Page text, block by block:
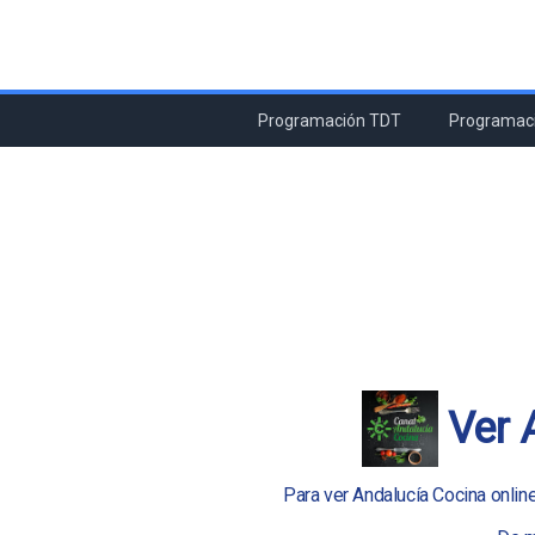
Programación TDT
Ver
Para ver Andalucía Cocina